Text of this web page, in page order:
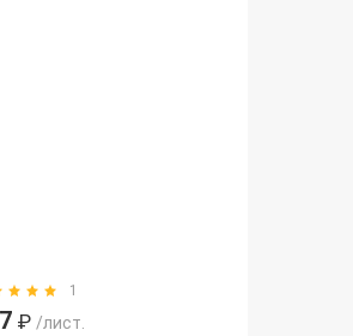
1
₽ /лист.